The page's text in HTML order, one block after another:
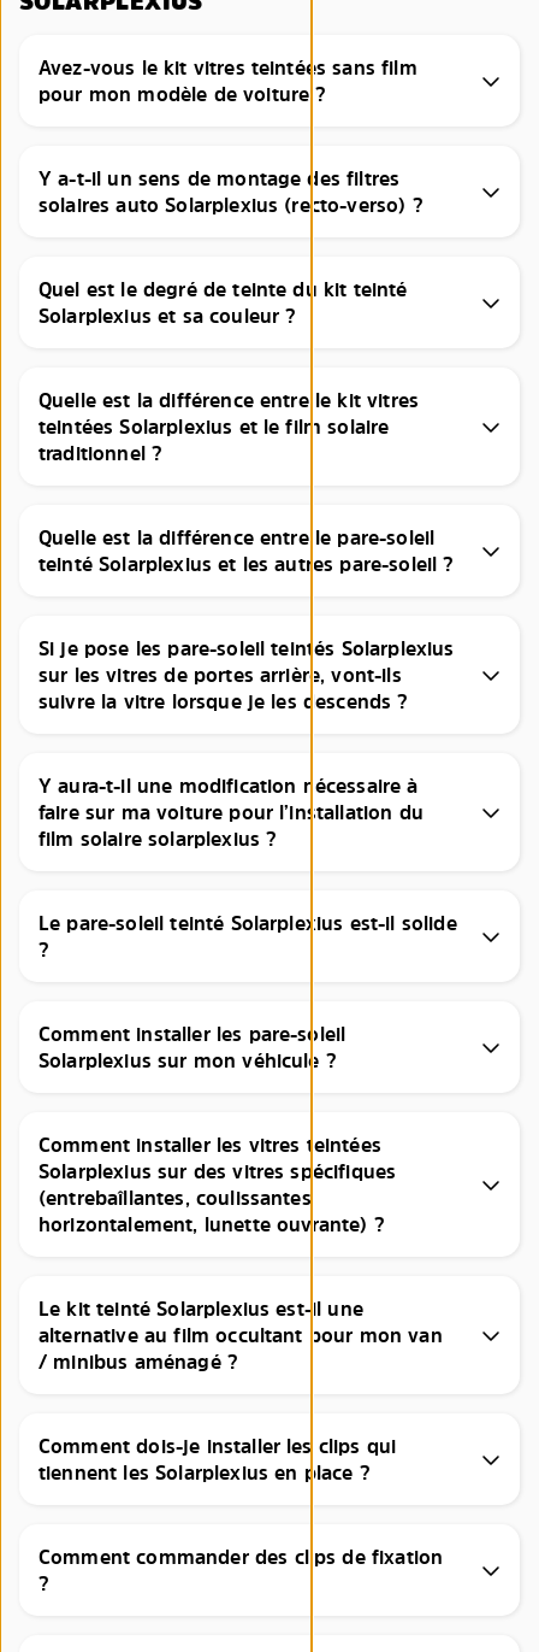
Avez-vous le kit vitres teintées sans film
pour mon modèle de voiture ?
Y a-t-il un sens de montage des filtres
solaires auto Solarplexius (recto-verso) ?
Quel est le degré de teinte du kit teinté
Solarplexius et sa couleur ?
Quelle est la différence entre le kit vitres
teintées Solarplexius et le film solaire
traditionnel ?
Quelle est la différence entre le pare-soleil
teinté Solarplexius et les autres pare-soleil ?
Si je pose les pare-soleil teintés Solarplexius
sur les vitres de portes arrière, vont-ils
suivre la vitre lorsque je les descends ?
Y aura-t-il une modification nécessaire à
faire sur ma voiture pour l’installation du
film solaire solarplexius ?
Le pare-soleil teinté Solarplexius est-il solide
?
Comment installer les pare-soleil
Solarplexius sur mon véhicule ?
Comment installer les vitres teintées
Solarplexius sur des vitres spécifiques
(entrebaîllantes, coulissantes
horizontalement, lunette ouvrante) ?
Le kit teinté Solarplexius est-il une
alternative au film occultant pour mon van
/ minibus aménagé ?
Comment dois-je installer les clips qui
tiennent les Solarplexius en place ?
Comment commander des clips de fixation
?